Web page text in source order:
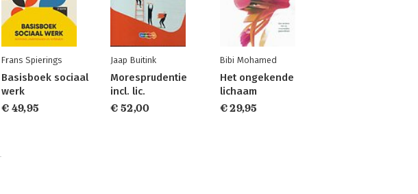
Frans Spierings
Basisboek sociaal
werk
€ 49,95
Jaap Buitink
Moresprudentie
incl. lic.
€ 52,00
Bibi Mohamed
Het ongekende
lichaam
€ 29,95